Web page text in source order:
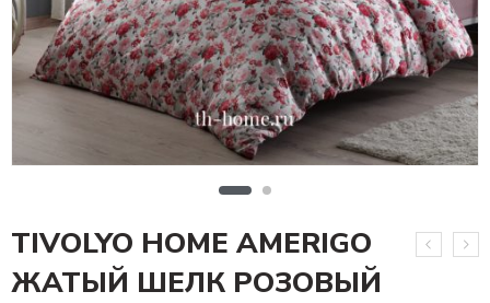
TIVOLYO HOME AMERIGO
ЖАТЫЙ ШЕЛК РОЗОВЫЙ
14,348₽ 6,740₽